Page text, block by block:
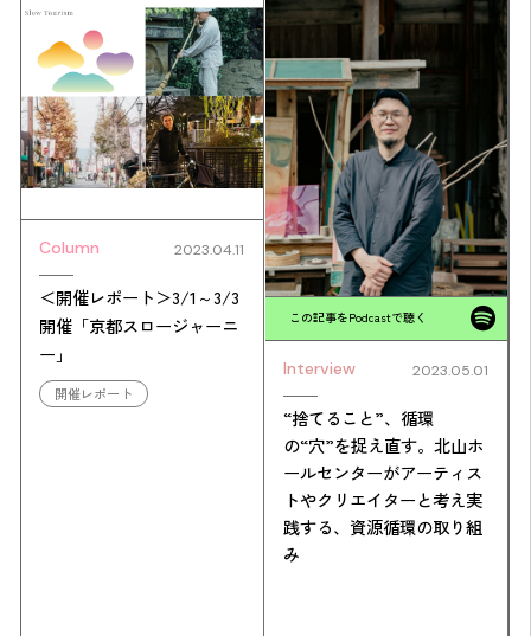
Column 2023.04.11
＜開催レポート＞3/1～3/3
開催「京都スロージャーニ
ー」
開催レポート
この記事をPodcastで聴く
Interview 2023.05.01
“捨てること”、循環
の“穴”を捉え直す。北山ホ
ールセンターがアーティス
トやクリエイターと考え実
践する、資源循環の取り組
み